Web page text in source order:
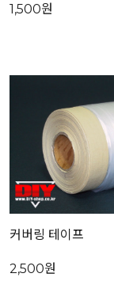
1,500원
커버링 테이프
2,500원